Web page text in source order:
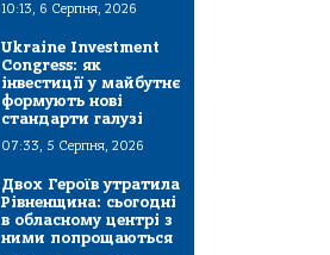
10:13, 6 Серпня, 2026
Ukraine Investment
Congress: як
інвестиції у майбутнє
формують нові
стандарти галузі
07:33, 5 Серпня, 2026
Двох Героїв утратила
Рівненщина: сьогодні
в обласному центрі з
ними попрощаються